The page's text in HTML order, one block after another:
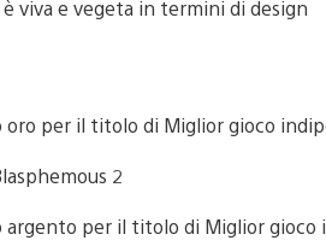
viva e vegeta in termini di design
2